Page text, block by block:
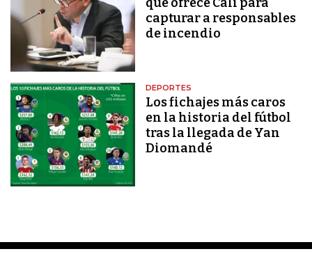
capturar a responsables
de incendio
DEPORTES
Los fichajes más caros
en la historia del fútbol
tras la llegada de Yan
Diomandé